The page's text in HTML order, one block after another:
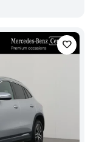
favorite